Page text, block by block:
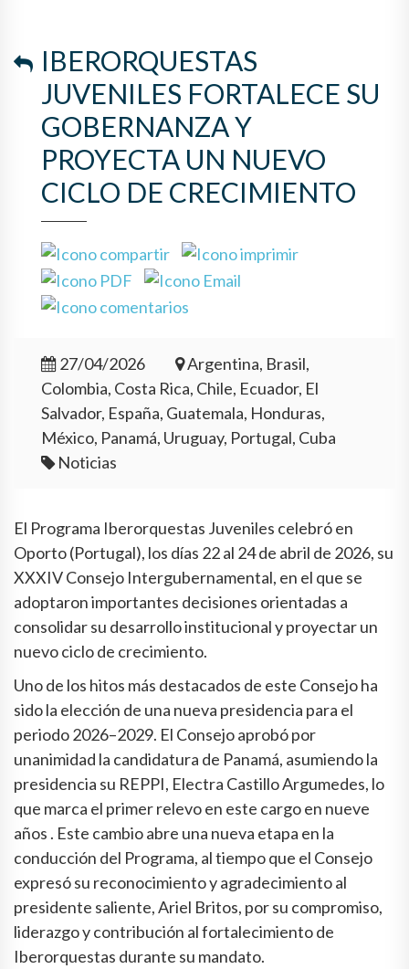
IBERORQUESTAS
JUVENILES FORTALECE SU
GOBERNANZA Y
PROYECTA UN NUEVO
CICLO DE CRECIMIENTO
27/04/2026
Argentina, Brasil,
Colombia, Costa Rica, Chile, Ecuador, El
Salvador, España, Guatemala, Honduras,
México, Panamá, Uruguay, Portugal, Cuba
Noticias
El Programa Iberorquestas Juveniles celebró en
Oporto (Portugal), los días 22 al 24 de abril de 2026, su
XXXIV Consejo Intergubernamental, en el que se
adoptaron importantes decisiones orientadas a
consolidar su desarrollo institucional y proyectar un
nuevo ciclo de crecimiento.
Uno de los hitos más destacados de este Consejo ha
sido la elección de una nueva presidencia para el
periodo 2026–2029. El Consejo aprobó por
unanimidad la candidatura de Panamá, asumiendo la
presidencia su REPPI, Electra Castillo Argumedes, lo
que marca el primer relevo en este cargo en nueve
años . Este cambio abre una nueva etapa en la
conducción del Programa, al tiempo que el Consejo
expresó su reconocimiento y agradecimiento al
presidente saliente, Ariel Britos, por su compromiso,
liderazgo y contribución al fortalecimiento de
Iberorquestas durante su mandato.